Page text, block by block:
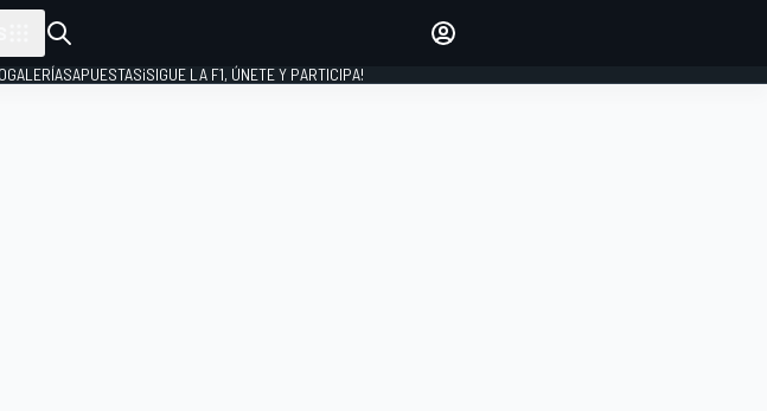
APUESTAS¡SIGUE LA F1, ÚNETE Y PARTICIPA!